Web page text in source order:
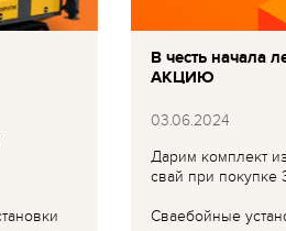
В честь начала
АКЦИЮ
03.06.2024
Дарим комплект
свай при покупке
Сваебойные